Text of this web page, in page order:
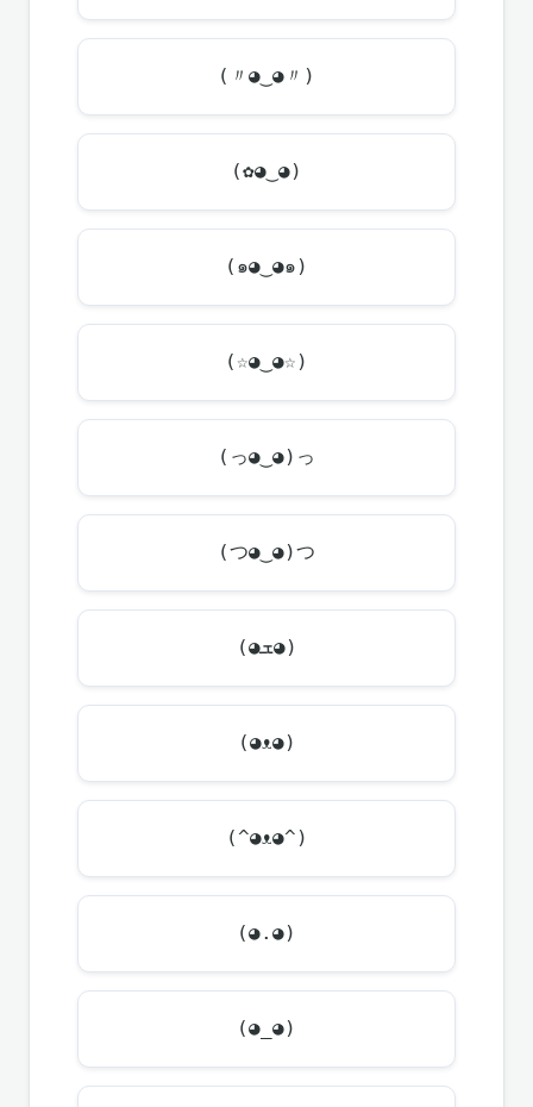
(〃◕‿◕〃)
(✿◕‿◕)
(๑◕‿◕๑)
(☆◕‿◕☆)
(っ◕‿◕)っ
(つ◕‿◕)つ
(◕ܫ◕)
(◕ᴥ◕)
(^◕ᴥ◕^)
(◕.◕)
(◕_◕)